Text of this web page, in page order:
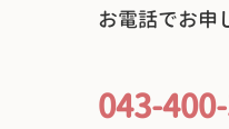
お電話でお申
043-